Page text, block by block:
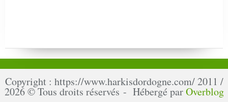
Copyright : https://www.harkisdordogne.com/ 2011 /
2026 © Tous droits réservés - Hébergé parOverblog